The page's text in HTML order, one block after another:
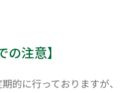
の注意】
的に行っておりますが、